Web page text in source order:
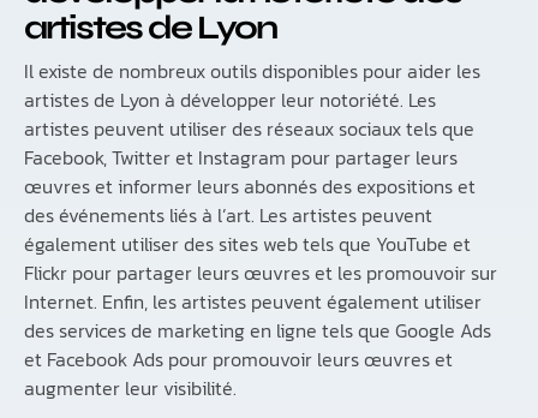
artistes de Lyon
Il existe de nombreux outils disponibles pour aider les
artistes de Lyon à développer leur notoriété. Les
artistes peuvent utiliser des réseaux sociaux tels que
Facebook, Twitter et Instagram pour partager leurs
œuvres et informer leurs abonnés des expositions et
des événements liés à l’art. Les artistes peuvent
également utiliser des sites web tels que YouTube et
Flickr pour partager leurs œuvres et les promouvoir sur
Internet. Enfin, les artistes peuvent également utiliser
des services de marketing en ligne tels que Google Ads
et Facebook Ads pour promouvoir leurs œuvres et
augmenter leur visibilité.